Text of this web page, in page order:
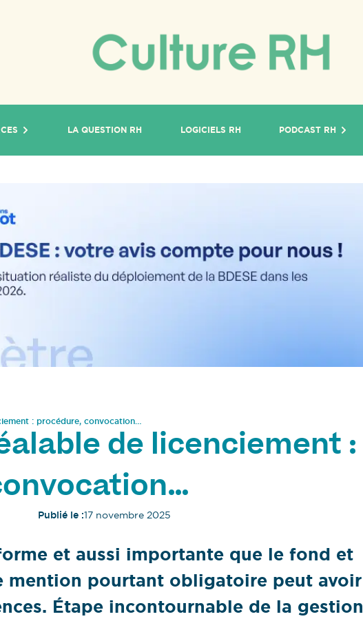
LA QUESTION RH LOGICIELS RH PODCAST RH
: procédure, convocation…
de licenciement :
Publié le :17 novembre 2025
et aussi importante que le fond et
mention pourtant obligatoire peut avoir
Étape incontournable de la gestion